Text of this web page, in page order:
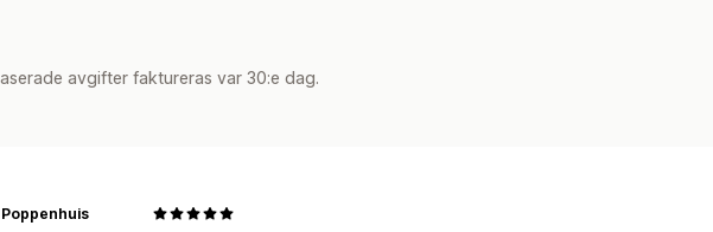
avgifter faktureras var 30:e dag.